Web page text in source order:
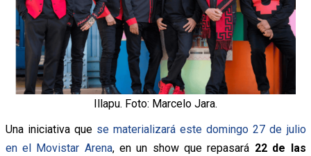
Illapu. Foto: Marcelo Jara.
Una iniciativa que se materializará este domingo 27 de julio
en el Movistar Arena, en un show que repasará 22 de las